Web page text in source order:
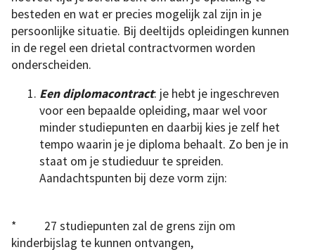
besteden en wat er precies mogelijk zal zijn in je
persoonlijke situatie. Bij deeltijds opleidingen kunnen
in de regel een drietal contractvormen worden
onderscheiden.
Een diplomacontract: je hebt je ingeschreven
voor een bepaalde opleiding, maar wel voor
minder studiepunten en daarbij kies je zelf het
tempo waarin je je diploma behaalt. Zo ben je in
staat om je studieduur te spreiden.
Aandachtspunten bij deze vorm zijn:
* 27 studiepunten zal de grens zijn om
kinderbijslag te kunnen ontvangen,